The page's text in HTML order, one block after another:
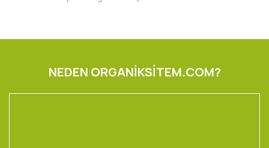
NEDEN ORGANİKSİTEM.COM?